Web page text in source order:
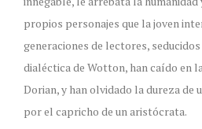
propios personajes que la joven
generaciones de lectores,
dialéctica de Wotton, han caído en
Dorian, y han olvidado la dureza de
por el capricho de un aristócrata.